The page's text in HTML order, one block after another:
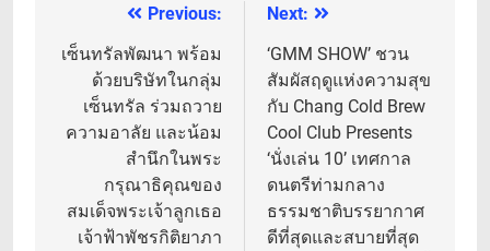
แนะแนว
เรื่อง
Previous:
เซ็นทรัลพัฒนา พร้อม
ด้วยบริษัทในกลุ่ม
เซ็นทรัล ร่วมถวาย
ความอาลัย และน้อม
สำนึกในพระ
กรุณาธิคุณของ
สมเด็จพระเจ้าลูกเธอ
เจ้าฟ้าพัชรกิติยาภา
Next:
‘GMM SHOW’ ชวน
สัมผัสฤดูแห่งความสุข
กับ Chang Cold Brew
Cool Club Presents
‘นั่งเล่น 10’ เทศกาล
ดนตรีท่ามกลาง
ธรรมชาติบรรยากาศ
ดีที่สุดและสบายที่สุด